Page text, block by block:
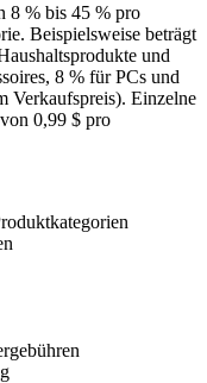
8 % bis 45 % pro
Beispielsweise beträgt
und
8 % für PCs und
Verkaufspreis). Einzelne
0,99 $ pro